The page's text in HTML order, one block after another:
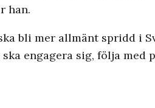
han.
bli mer allmänt spridd i
engagera sig, följa